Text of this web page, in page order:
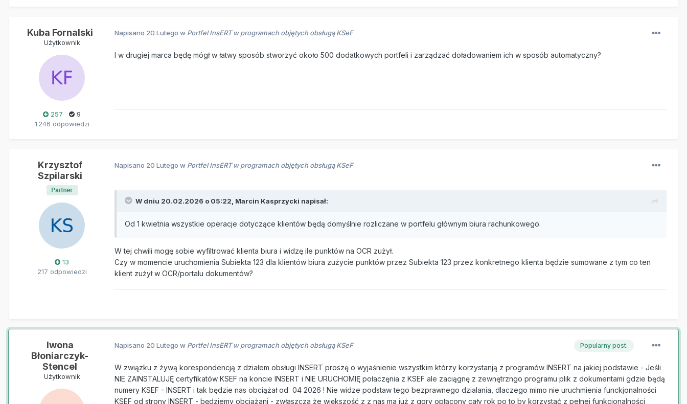
Kuba Fornalski
Użytkownik
257
9
1 246 odpowiedzi
Napisano 20 Lutego w Portfel InsERT w programach objętych obsługą KSeF
I w drugiej marca będę mógł w łatwy sposób stworzyć około 500 dodatkowych portfeli i zarządzać doładowaniem ich w sposób automatyczny?
Krzysztof
Szpilarski
13
217 odpowiedzi
Napisano 20 Lutego w Portfel InsERT w programach objętych obsługą KSeF
W dniu 20.02.2026 o 05:22, Marcin Kasprzycki napisał:
Od 1 kwietnia wszystkie operacje dotyczące klientów będą domyślnie rozliczane w portfelu głównym biura rachunkowego.
W tej chwili mogę sobie wyfiltrować klienta biura i widzę ile punktów na OCR zużył.
Czy w momencie uruchomienia Subiekta 123 dla klientów biura zużycie punktów przez Subiekta 123 przez konkretnego klienta będzie sumowane z tym co ten
klient zużył w OCR/portalu dokumentów?
Iwona
Błoniarczyk-
Stencel
Użytkownik
Popularny post.
Napisano 20 Lutego w Portfel InsERT w programach objętych obsługą KSeF
W związku z żywą korespondencją z działem obsługi INSERT proszę o wyjaśnienie wszystkim którzy korzystanją z programów INSERT na jakiej podstawie - Jeśli
NIE ZAINSTALUJĘ certyfikatów KSEF na koncie INSERT i NIE URUCHOMIĘ połaczęnia z KSEF ale zaciągnę z zewnętrzngo programu plik z dokumentami gdzie będą
numery KSEF - INSERT i tak będzie nas obciążał od 04 2026 ! Nie widze podstaw tego bezprawnego dzialania, dlaczego mimo nie uruchmienia funckjonalności
KSEF od strony INSERT - będziemy obciążani - zwłaszcza że większość z z nas ma już z gory opłącony cały rok po to by korzystać z pełnej funkcjonalności